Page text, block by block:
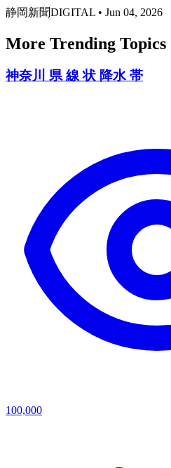
静岡新聞DIGITAL • Jun 04, 2026
More Trending Topics
神奈川 県 線 状 降水 帯
100,000